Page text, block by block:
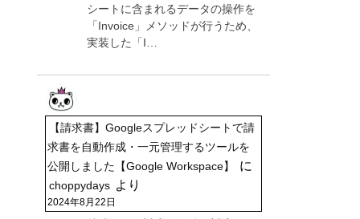
シートに含まれるデータの操作を
「Invoice」メソッドが行うため、
実装した「I…
【請求書】Googleスプレッドシートで請
求書を自動作成・一元管理するツールを
公開しました【Google Workspace】
に
choppydays より
2024年8月22日